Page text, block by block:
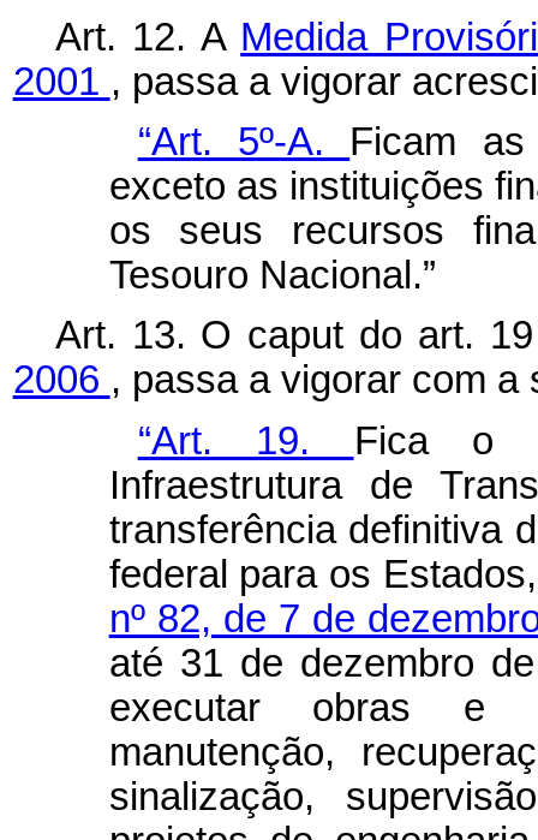
Art. 12. A Medida
2001 , passa a vigorar
“Art. 5º-A. Ficam as
exceto as instituições
os seus recursos
Tesouro Nacional.”
Art. 13. O caput do art.
2006 , passa a vigorar com a
“Art. 19. Fica o
Infraestrutura de
transferência definitiva
federal para os
nº 82, de 7 de
até 31 de dezembro
executar obras e
manutenção,
sinalização,